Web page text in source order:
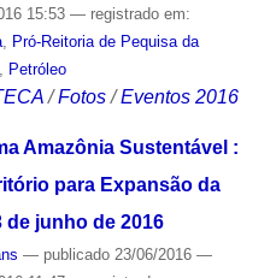
15:53 — registrado em:
, Pró-Reitoria de Pequisa da
Petróleo
/Fotos /Eventos 2016
Amazônia Sustentável :
para Expansão da
de junho de 2016
— publicado23/06/2016 —